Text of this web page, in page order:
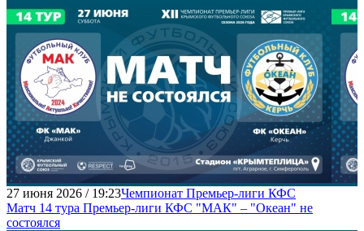
27 июня 2026 / 19:23Чемпионат Премьер-лиги КФС
Матч 14 тура Премьер-лиги КФС "МАК" – "Океан" не
состоялся